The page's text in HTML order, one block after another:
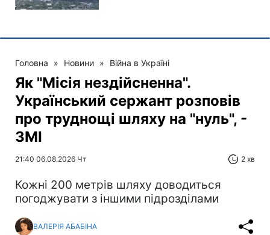
Головна » Новини » Війна в Україні
Як "Місія нездійсненна".
Український сержант розповів
про труднощі шляху на "нуль", -
ЗМІ
21:40 06.08.2026 Чт 2 хв
Кожні 200 метрів шляху доводиться
погоджувати з іншими підрозділами
ВАЛЕРІЯ АБАБІНА